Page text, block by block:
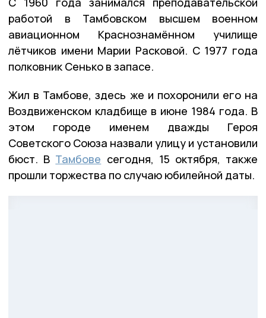
работой в Тамбовском высшем военном
авиационном Краснознамённом училище
лётчиков имени Марии Расковой. С 1977 года
полковник Сенько в запасе.
Жил в Тамбове, здесь же и похоронили его на
Воздвиженском кладбище в июне 1984 года. В
этом городе именем дважды Героя
Советского Союза назвали улицу и установили
бюст. В Тамбове сегодня, 15 октября, также
прошли торжества по случаю юбилейной даты.